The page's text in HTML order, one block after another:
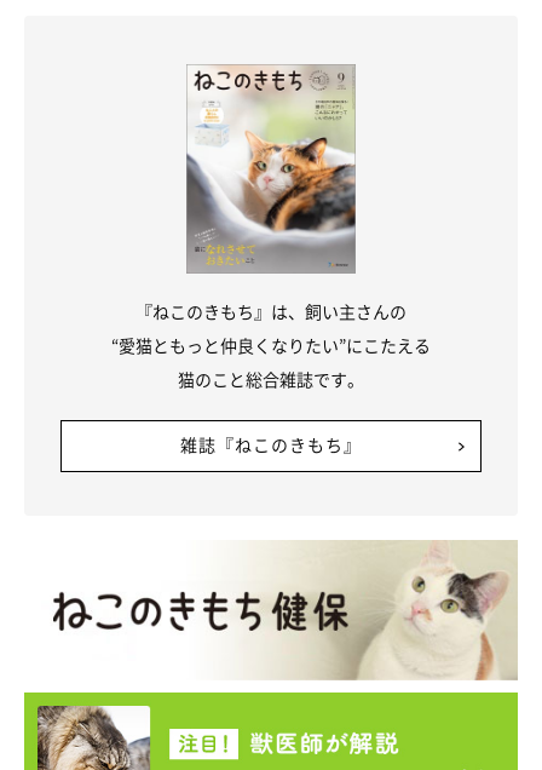
『ねこのきもち』は、飼い主さんの
“愛猫ともっと仲良くなりたい”にこたえる
猫のこと総合雑誌です。
雑誌『ねこのきもち』